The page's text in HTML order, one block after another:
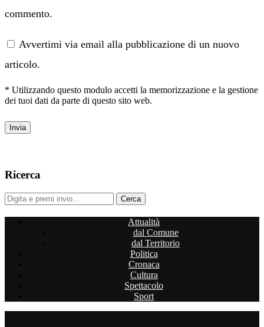
commento.
Avvertimi via email alla pubblicazione di un nuovo
articolo.
* Utilizzando questo modulo accetti la memorizzazione e la gestione
dei tuoi dati da parte di questo sito web.
Ricerca
Attualità
dal Comune
dal Territorio
Politica
Cronaca
Cultura
Spettacolo
Sport